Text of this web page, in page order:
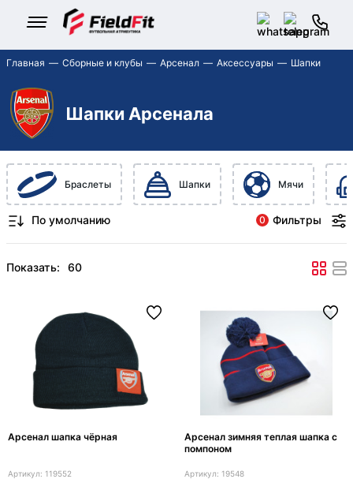
Главная Сборные и клубы Арсенал Аксессуары Шапки
Шапки Арсенала
Браслеты Шапки Мячи
0 Фильтры
Показать:
Арсенал шапка чёрная
119552
Арсенал зимняя теплая шапка с
помпоном
19548